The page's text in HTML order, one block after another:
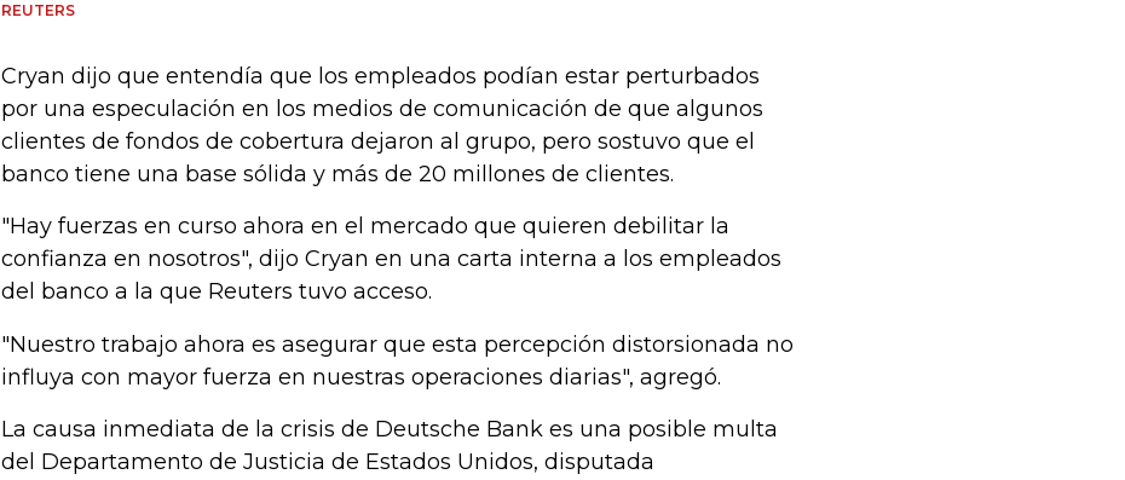
REUTERS
Cryan dijo que entendía que los empleados podían estar perturbados
por una especulación en los medios de comunicación de que algunos
clientes de fondos de cobertura dejaron al grupo, pero sostuvo que el
banco tiene una base sólida y más de 20 millones de clientes.
"Hay fuerzas en curso ahora en el mercado que quieren debilitar la
confianza en nosotros", dijo Cryan en una carta interna a los empleados
del banco a la que Reuters tuvo acceso.
"Nuestro trabajo ahora es asegurar que esta percepción distorsionada no
influya con mayor fuerza en nuestras operaciones diarias", agregó.
La causa inmediata de la crisis de Deutsche Bank es una posible multa
del Departamento de Justicia de Estados Unidos, disputada